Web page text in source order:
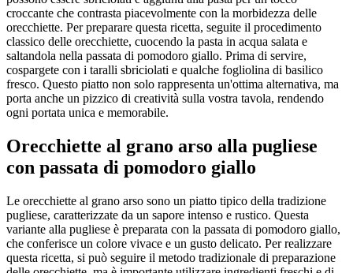
croccante che contrasta piacevolmente con la morbidezza delle
orecchiette. Per preparare questa ricetta, seguite il procedimento
classico delle orecchiette, cuocendo la pasta in acqua salata e
saltandola nella passata di pomodoro giallo. Prima di servire,
cospargete con i taralli sbriciolati e qualche fogliolina di basilico
fresco. Questo piatto non solo rappresenta un'ottima alternativa, ma
porta anche un pizzico di creatività sulla vostra tavola, rendendo
ogni portata unica e memorabile.
Orecchiette al grano arso alla pugliese
con passata di pomodoro giallo
Le orecchiette al grano arso sono un piatto tipico della tradizione
pugliese, caratterizzate da un sapore intenso e rustico. Questa
variante alla pugliese è preparata con la passata di pomodoro giallo,
che conferisce un colore vivace e un gusto delicato. Per realizzare
questa ricetta, si può seguire il metodo tradizionale di preparazione